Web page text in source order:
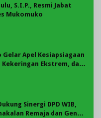
S.I.P., Resmi Jabat
Mukomuko
Apel Kesiapsiagaan
Ekstrem, dan
Sinergi DPD WIB,
Remaja dan Geng